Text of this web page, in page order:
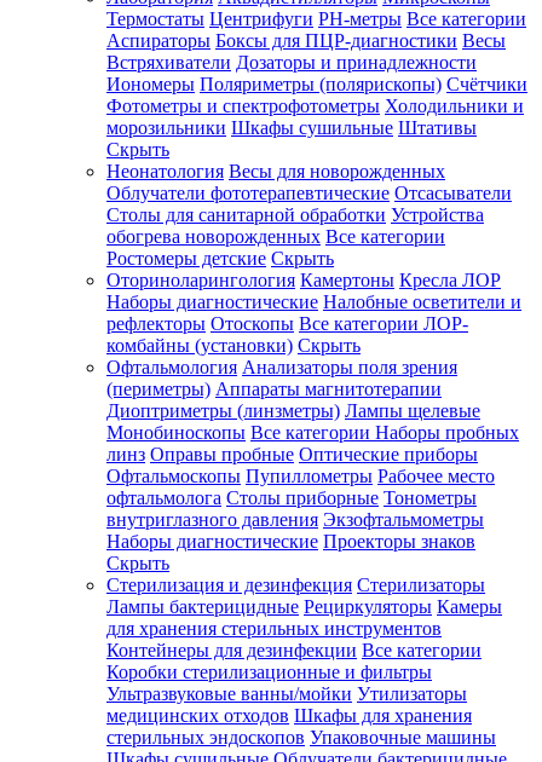
Термостаты Центрифуги PH-метры Все категории
Аспираторы Боксы для ПЦР-диагностики Весы
Встряхиватели Дозаторы и принадлежности
Иономеры Поляриметры (полярископы) Счётчики
Фотометры и спектрофотометры Холодильники и
морозильники Шкафы сушильные Штативы
Скрыть
Неонатология Весы для новорожденных
Облучатели фототерапевтические Отсасыватели
Столы для санитарной обработки Устройства
обогрева новорожденных Все категории
Ростомеры детские Скрыть
Оториноларингология Камертоны Кресла ЛОР
Наборы диагностические Налобные осветители и
рефлекторы Отоскопы Все категории ЛОР-
комбайны (установки) Скрыть
Офтальмология Анализаторы поля зрения
(периметры) Аппараты магнитотерапии
Диоптриметры (линзметры) Лампы щелевые
Монобиноскопы Все категории Наборы пробных
линз Оправы пробные Оптические приборы
Офтальмоскопы Пупиллометры Рабочее место
офтальмолога Столы приборные Тонометры
внутриглазного давления Экзофтальмометры
Наборы диагностические Проекторы знаков
Скрыть
Стерилизация и дезинфекция Стерилизаторы
Лампы бактерицидные Рециркуляторы Камеры
для хранения стерильных инструментов
Контейнеры для дезинфекции Все категории
Коробки стерилизационные и фильтры
Ультразвуковые ванны/мойки Утилизаторы
медицинских отходов Шкафы для хранения
стерильных эндоскопов Упаковочные машины